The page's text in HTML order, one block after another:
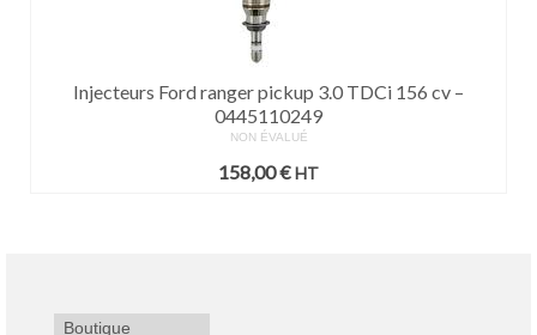
Injecteurs Ford ranger pickup 3.0 TDCi 156 cv –
0445110249
NON ÉVALUÉ
158,00€ HT
Boutique